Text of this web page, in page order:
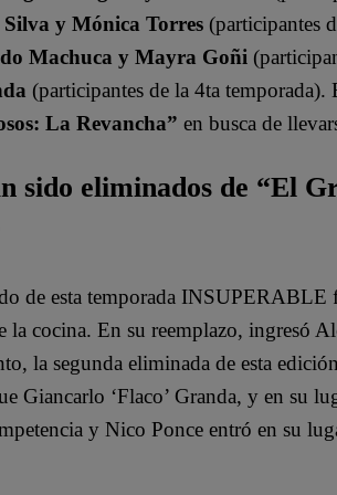
y Mónica Torres (participantes
Machuca y Mayra Goñi
(participantes de la 4ta temporada).
La Revancha” en busca de
sido eliminados de “El
de esta temporada INSUPERABLE
la cocina. En su reemplazo, ingresó
la segunda eliminada de esta
Giancarlo ‘Flaco’ Granda, y en su
y Nico Ponce entró en su